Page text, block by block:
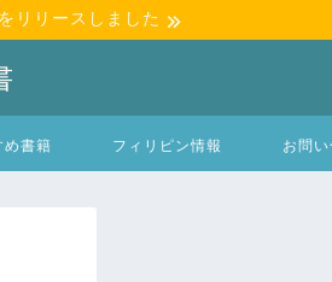
リリースしました
め書籍 フィリピン情報 お問